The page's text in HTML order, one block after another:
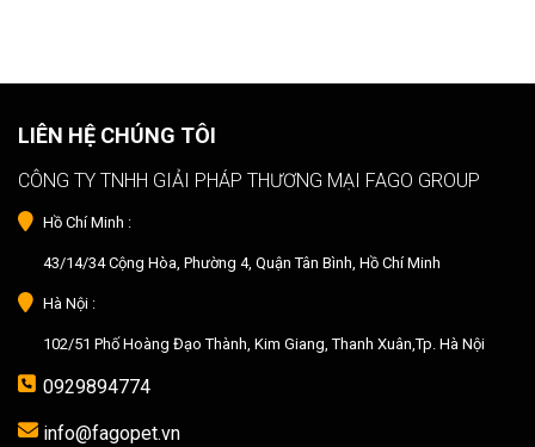
LIÊN HỆ CHÚNG TÔI
CÔNG TY TNHH GIẢI PHÁP THƯƠNG MẠI FAGO GROUP
Hồ Chí Minh :
43/14/34 Cộng Hòa, Phường 4, Quận Tân Bình, Hồ Chí Minh
Hà Nội :
102/51 Phố Hoàng Đạo Thành, Kim Giang, Thanh Xuân,Tp. Hà Nội
0929894774
info@fagopet.vn